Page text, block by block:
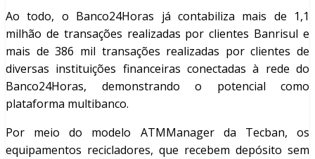
Ao todo, o Banco24Horas já contabiliza mais de 1,1
milhão de transações realizadas por clientes Banrisul e
mais de 386 mil transações realizadas por clientes de
diversas instituições financeiras conectadas à rede do
Banco24Horas, demonstrando o potencial como
plataforma multibanco.
Por meio do modelo ATMManager da Tecban, os
equipamentos recicladores, que recebem depósito sem